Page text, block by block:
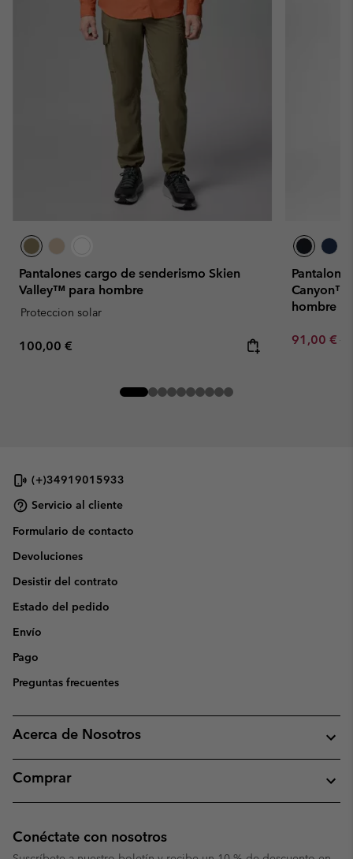
Pantalones cargo de senderismo Skien
Valley™ para hombre
Proteccion solar
Regular price:
100,00 €
Canyon™
hombre
Sale price:
91,00 €
(+)34919015933
Servicio al cliente
Formulario de contacto
Devoluciones
Desistir del contrato
Estado del pedido
Envío
Pago
Preguntas frecuentes
Acerca de Nosotros
Comprar
Conéctate con nosotros